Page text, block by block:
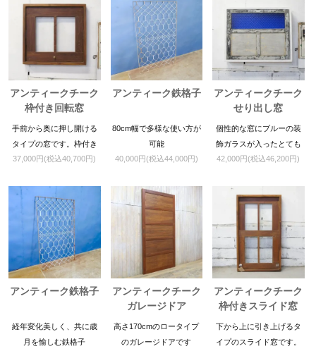
アンティークチーク
枠付き回転窓
手前から奥に押し開ける
タイプの窓です。枠付き
の商品ですので壁にその
ます。
37,000円(税込40,700円)
アンティーク鉄格子
80cm幅で多様な使い方が
可能
40,000円(税込44,000円)
アンティークチーク
せり出し窓
個性的な窓にブルーの装
飾ガラスが入ったとても
珍しいアイテムですので
42,000円(税込46,200円)
アンティーク鉄格子
経年変化美しく、共に歳
月を愉しむ鉄格子
アンティークチーク
ガレージドア
高さ170cmのロータイプ
のガレージドアです
アンティークチーク
枠付きスライド窓
下から上に引き上げるタ
イプのスライド窓です。